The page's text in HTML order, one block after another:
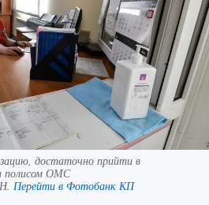
достаточно прийти в
полисом ОМС
Перейти в Фотобанк КП